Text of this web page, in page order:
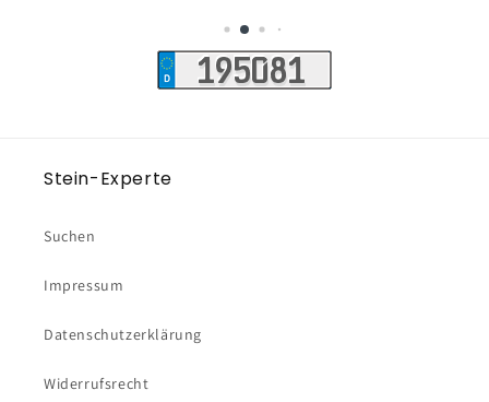
Stein-Experte
Suchen
Impressum
Datenschutzerklärung
Widerrufsrecht